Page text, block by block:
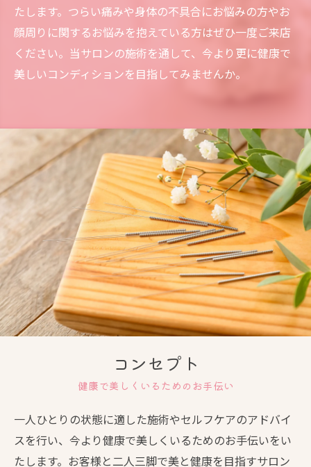
たします。つらい痛みや身体の不具合にお悩みの方やお
顔周りに関するお悩みを抱えている方はぜひ一度ご来店
ください。当サロンの施術を通して、今より更に健康で
美しいコンディションを目指してみませんか。
コンセプト
健康で美しくいるためのお手伝い
一人ひとりの状態に適した施術やセルフケアのアドバイ
スを行い、今より健康で美しくいるためのお手伝いをい
たします。お客様と二人三脚で美と健康を目指すサロン